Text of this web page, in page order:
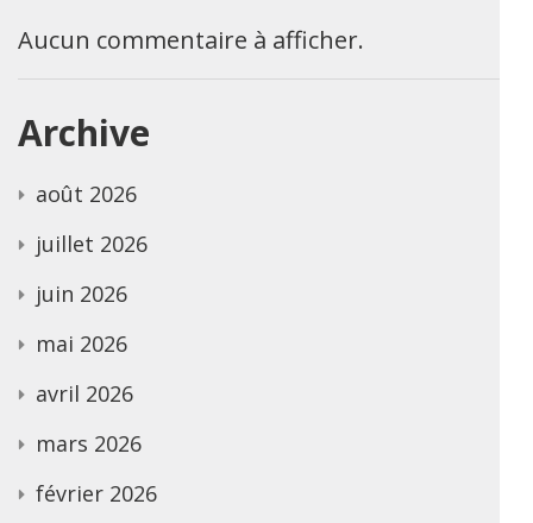
Aucun commentaire à afficher.
Archive
août 2026
juillet 2026
juin 2026
mai 2026
avril 2026
mars 2026
février 2026